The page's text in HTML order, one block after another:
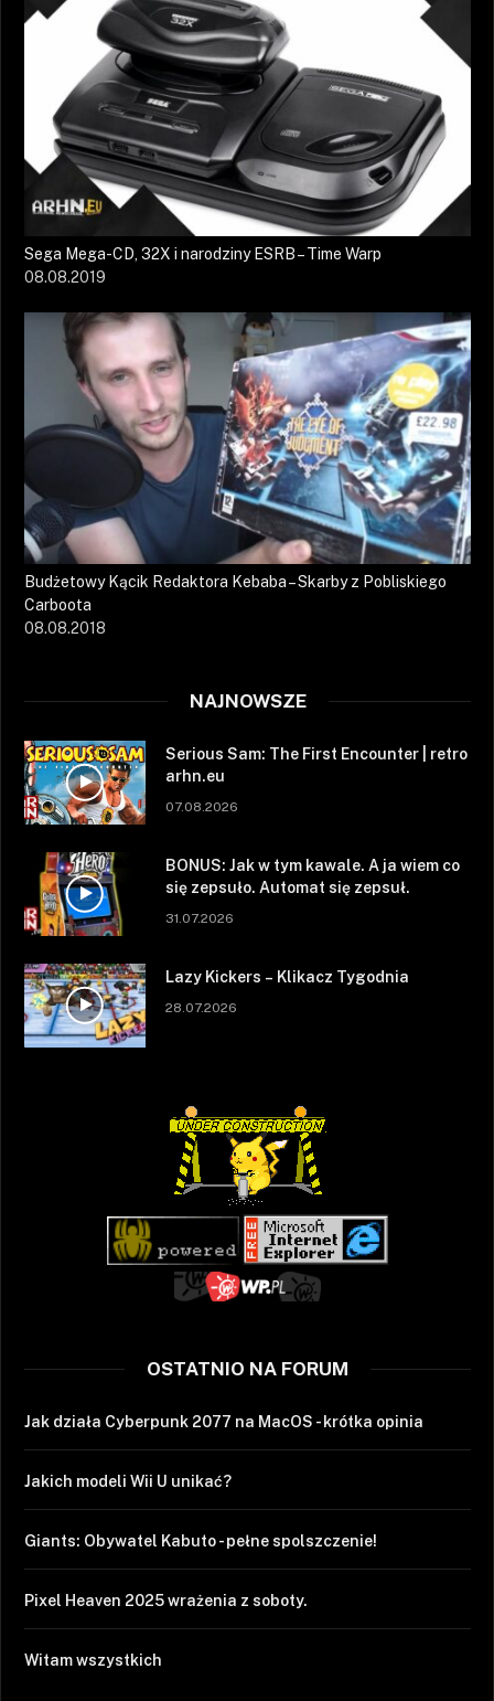
Sega Mega-CD, 32X i narodziny ESRB – Time Warp
08.08.2019
Budżetowy Kącik Redaktora Kebaba – Skarby z Pobliskiego
Carboota
08.08.2018
NAJNOWSZE
Serious Sam: The First Encounter | retro
arhn.eu
07.08.2026
BONUS: Jak w tym kawale. A ja wiem co
się zepsuło. Automat się zepsuł.
31.07.2026
Lazy Kickers – Klikacz Tygodnia
28.07.2026
OSTATNIO NA FORUM
Jak działa Cyberpunk 2077 na MacOS - krótka opinia
Jakich modeli Wii U unikać?
Giants: Obywatel Kabuto - pełne spolszczenie!
Pixel Heaven 2025 wrażenia z soboty.
Witam wszystkich